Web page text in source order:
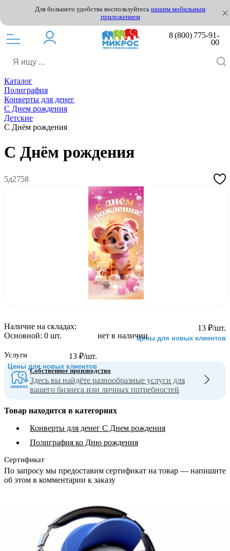
Для большего удобства воспользуйтесь нашим мобильным
приложением
8 (800) 775-91-
00
Каталог
Полиграфия
Конверты для денег
С Днем рождения
Детские
С Днём рождения
С Днём рождения
5д2758
13 ₽/шт.
Цены для новых клиентов
нет в наличии
13 ₽/шт.
Цены для новых клиентов
Наличие на складах:
Основной: 0 шт.
Услуги
Собственное производство
Здесь вы найдёте разнообразные услуги для
вашего бизнеса или личных потребностей
Товар находится в категориях
Конверты для денег С Днем рождения
Полиграфия ко Дню рождения
Сертификат
По запросу мы предоставим сертификат на товар — напишите
об этом в комментарии к заказу